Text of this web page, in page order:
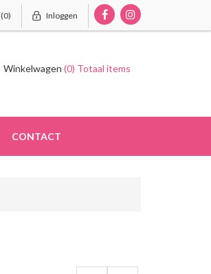
(0) Inloggen
Winkelwagen (0) Totaal items
CONTACT